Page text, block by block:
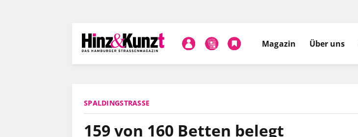
Magazin Über uns
SPALDINGSTRASSE
159 von 160 Betten belegt